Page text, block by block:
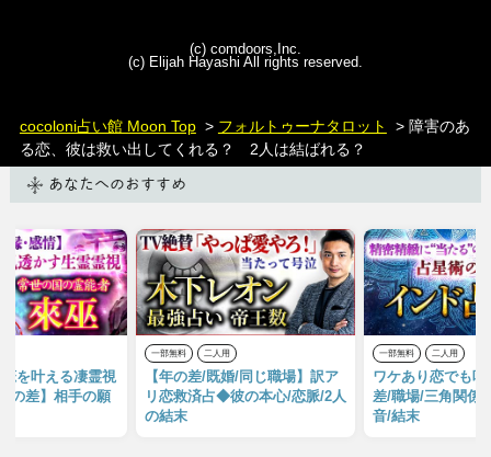
(c) comdoors,Inc.
(c) Elijah Hayashi All rights reserved.
cocoloni占い館 Moon Top> フォルトゥーナタロット
> 障害のあ
る恋、彼は救い出してくれる？ 2人は結ばれる？
あなたへのおすすめ
を叶える凄霊視
の差】相手の願
一部無料 二人用
【年の差/既婚/同じ職場】訳ア
リ恋救済占◆彼の本心/恋脈/2人
の結末
一部無料 二人用
ワケあり恋でも
差/職場/三角関係
音/結末